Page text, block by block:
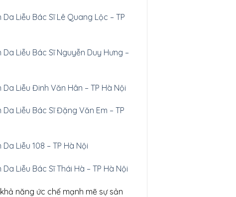
Liễu Bác Sĩ Lê Quang Lộc – TP
Liễu Bác Sĩ Nguyễn Duy Hưng –
Liễu Đinh Văn Hân – TP Hà Nội
Liễu Bác Sĩ Đặng Văn Em – TP
Liễu 108 – TP Hà Nội
Liễu Bác Sĩ Thái Hà – TP Hà Nội
năng ức chế mạnh mẽ sự sản